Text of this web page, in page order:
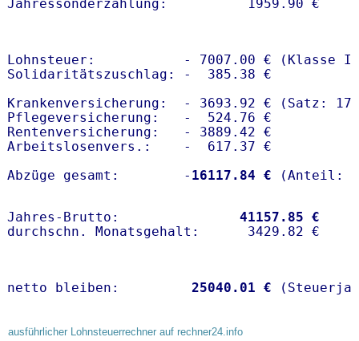
Lohnsteuer:           - 7007.00 € (Klasse I)
Solidaritätszuschlag: -  385.38 €
Krankenversicherung:  - 3693.92 € (Satz:
Pflegeversicherung:   -  524.76 €
Rentenversicherung:   - 3889.42 €
Arbeitslosenvers.:    -  617.37 €
Abzüge gesamt:        - 16117.84 €
Jahres-Brutto: 41157.85 €
netto bleiben: 25040.01 €
ausführlicher Lohnsteuerrechner auf rechner24.info